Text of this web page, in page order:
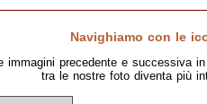
Navighiamo con le
immagini precedente e successiva
tra le nostre foto diventa più